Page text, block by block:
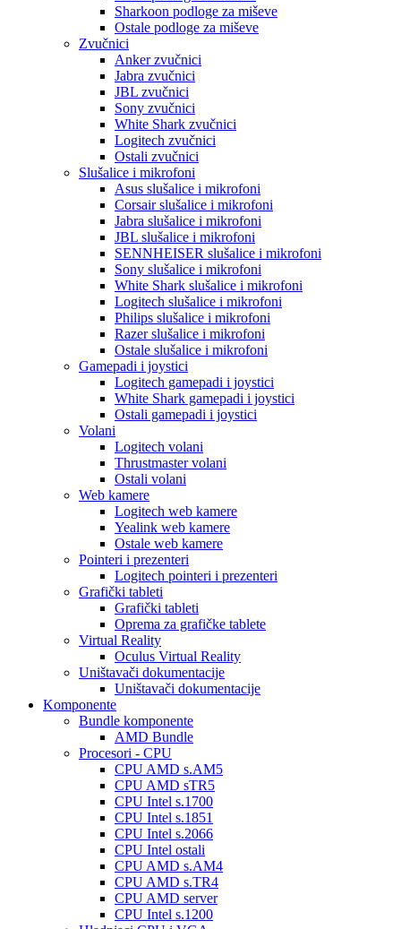
Sharkoon podloge za miševe
Ostale podloge za miševe
Zvučnici
Anker zvučnici
Jabra zvučnici
JBL zvučnici
Sony zvučnici
White Shark zvučnici
Logitech zvučnici
Ostali zvučnici
Slušalice i mikrofoni
Asus slušalice i mikrofoni
Corsair slušalice i mikrofoni
Jabra slušalice i mikrofoni
JBL slušalice i mikrofoni
SENNHEISER slušalice i mikrofoni
Sony slušalice i mikrofoni
White Shark slušalice i mikrofoni
Logitech slušalice i mikrofoni
Philips slušalice i mikrofoni
Razer slušalice i mikrofoni
Ostale slušalice i mikrofoni
Gamepadi i joystici
Logitech gamepadi i joystici
White Shark gamepadi i joystici
Ostali gamepadi i joystici
Volani
Logitech volani
Thrustmaster volani
Ostali volani
Web kamere
Logitech web kamere
Yealink web kamere
Ostale web kamere
Pointeri i prezenteri
Logitech pointeri i prezenteri
Grafički tableti
Grafički tableti
Oprema za grafičke tablete
Virtual Reality
Oculus Virtual Reality
Uništavači dokumentacije
Uništavači dokumentacije
Komponente
Bundle komponente
AMD Bundle
Procesori - CPU
CPU AMD s.AM5
CPU AMD sTR5
CPU Intel s.1700
CPU Intel s.1851
CPU Intel s.2066
CPU Intel ostali
CPU AMD s.AM4
CPU AMD s.TR4
CPU AMD server
CPU Intel s.1200